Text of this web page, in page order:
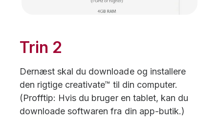
Trin 2
Dernæst skal du downloade og installere
den rigtige creativate™ til din computer.
(Profftip: Hvis du bruger en tablet, kan du
downloade softwaren fra din app-butik.)